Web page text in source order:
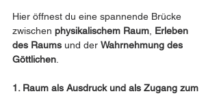
Hier öffnest du eine spannende Brücke
zwischen physikalischem Raum Erleben
des Raums und der Wahrnehmung des
Göttlichen
1. Raum als Ausdruck und als Zugang zum